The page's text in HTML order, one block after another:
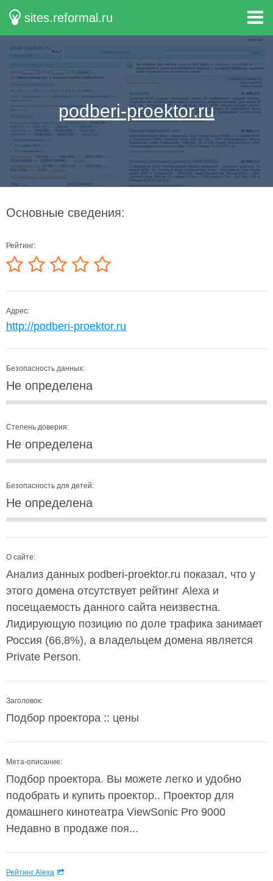
sites.reformal.ru
podberi-proektor.ru
Основные сведения:
Рейтинг:
Адрес:
http://podberi-proektor.ru
Безопасность данных:
Не определена
Степень доверия:
Не определена
Безопасность для детей:
Не определена
О сайте:
Анализ данных podberi-proektor.ru показал, что у
этого домена отсутствует рейтинг Alexa и
посещаемость данного сайта неизвестна.
Лидирующую позицию по доле трафика занимает
Россия (66,8%), а владельцем домена является
Private Person.
Заголовок:
Подбор проектора :: цены
Мета-описание:
Подбор проектора. Вы можете легко и удобно
подобрать и купить проектор.. Проектор для
домашнего кинотеатра ViewSonic Pro 9000
Недавно в продаже поя...
Рейтинг Alexa